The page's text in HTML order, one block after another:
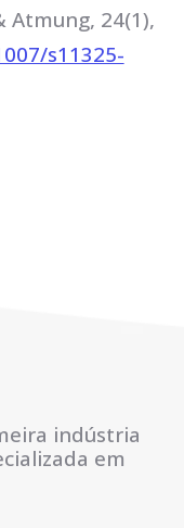
Atmung, 24(1),
s11325-
indústria
em